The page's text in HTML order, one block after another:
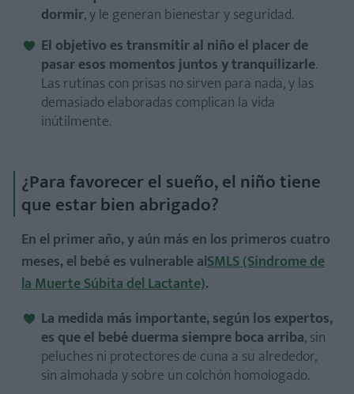
dormir, y le generan bienestar y seguridad.
El objetivo es transmitir al niño el placer de
pasar esos momentos juntos y tranquilizarle.
Las rutinas con prisas no sirven para nada, y las
demasiado elaboradas complican la vida
inútilmente.
¿Para favorecer el sueño, el niño tiene
que estar bien abrigado?
En el primer año, y aún más en los primeros cuatro
meses, el bebé es vulnerable alSMLS (Síndrome de
la Muerte Súbita del Lactante).
La medida más importante, según los expertos,
es que el bebé duerma siempre boca arriba, sin
peluches ni protectores de cuna a su alrededor,
sin almohada y sobre un colchón homologado.